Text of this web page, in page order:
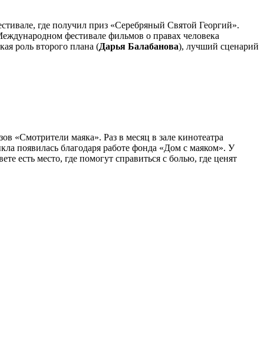
где получил приз «Серебряный Святой Георгий».
фестивале фильмов о правах человека
роль второго плана (Дарья Балабанова), лучший сценарий
«Смотрители маяка». Раз в месяц в зале кинотеатра
появилась благодаря работе фонда «Дом с маяком». У
есть место, где помогут справиться с болью, где ценят